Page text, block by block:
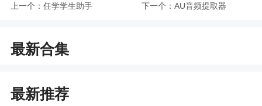
件，大家在这里可以认识全新的好友，也可以在线
同爱好的gay友，在这个平台上面你们就是最亲近的
人，也可以互相诉说衷肠
上一个： 任学学生助手 下一个： AU音频提取器
最新合集
最新推荐